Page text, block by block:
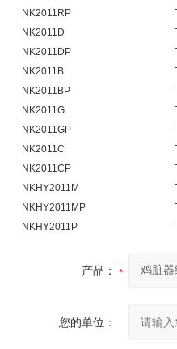
NK2011RP
NK2011D
NK2011DP
NK2011B
NK2011BP
NK2011G
NK2011GP
NK2011C
NK2011CP
NKHY2011M
NKHY2011MP
NKHY2011P
产品：
您的单位：